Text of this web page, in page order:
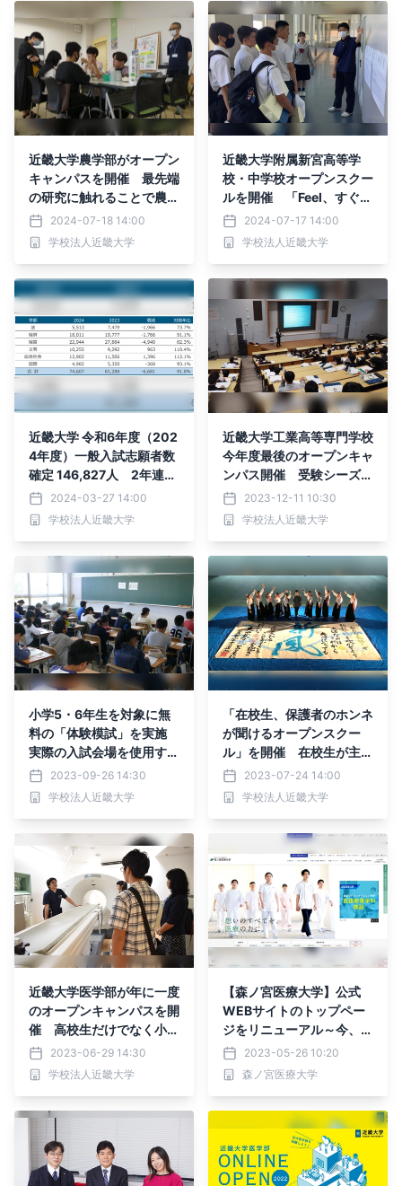
近畿大学農学部がオープン
キャンパスを開催 最先端
の研究に触れることで農学
部の魅力を体験しよう！
2024-07-18 14:00
学校法人近畿大学
近畿大学附属新宮高等学
校・中学校オープンスクー
ルを開催 「Feel、すぐ近
くにある君の新しい未来」
をテーマに2日間実施
2024-07-17 14:00
学校法人近畿大学
近畿大学 令和6年度（202
4年度）一般入試志願者数
確定 146,827人 2年連続
の減少も、総志願者数は3
年連続20万人越え
2024-03-27 14:00
学校法人近畿大学
近畿大学工業高等専門学校
今年度最後のオープンキャ
ンパス開催 受験シーズン
直前！ 入試対策講座と個
別相談会を実施
2023-12-11 10:30
学校法人近畿大学
小学5・6年生を対象に無
料の「体験模試」を実施
実際の入試会場を使用する
ことで本番の緊張を軽減
2023-09-26 14:30
学校法人近畿大学
「在校生、保護者のホンネ
が聞けるオープンスクー
ル」を開催 在校生が主体
となって来場者に近大附属
新宮高中の魅力を伝える
2023-07-24 14:00
学校法人近畿大学
近畿大学医学部が年に一度
のオープンキャンパスを開
催 高校生だけでなく小・
中学生や地域の方々も参加
可能
2023-06-29 14:30
学校法人近畿大学
【森ノ宮医療大学】公式
WEBサイトのトップペー
ジをリニューアル～今、森
ノ宮医療大学で起こってい
ることがすぐにわかる！誰
もが使いやすいデザインへ
2023-05-26 10:20
森ノ宮医療大学